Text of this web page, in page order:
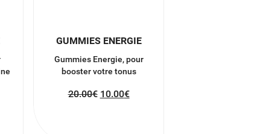
GUMMIES ENERGIE
Gummies Energie, pour
booster votre tonus
20.00€ 10.00€